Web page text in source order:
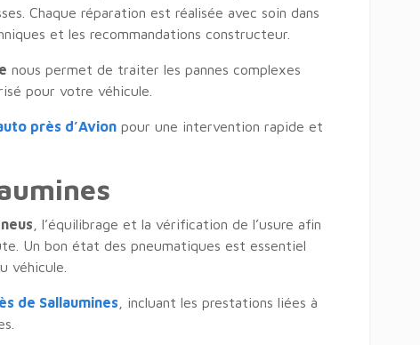
Chaque réparation est réalisée avec soin dans
et les recommandations constructeur.
nous permet de traiter les pannes complexes
pour votre véhicule.
près d’Avion pour une intervention rapide et
, l’équilibrage et la vérification de l’usure afin
Un bon état des pneumatiques est essentiel
véhicule.
de Sallaumines , incluant les prestations liées à